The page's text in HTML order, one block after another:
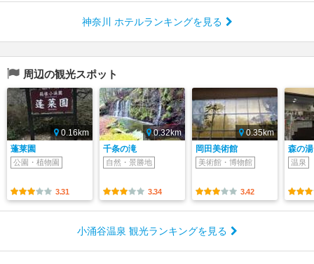
神奈川 ホテルランキングを見る
周辺の観光スポット
0.16km
蓬莱園
公園・植物園
3.31
0.32km
千条の滝
自然・景勝地
3.34
0.35km
岡田美術館
美術館・博物館
3.42
森の湯
温泉
小涌谷温泉 観光ランキングを見る